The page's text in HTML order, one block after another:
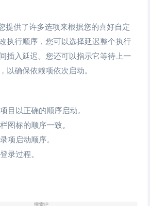
提供了许多选项来根据您的喜好自定
执行顺序，您可以选择延迟整个执行
插入延迟。您还可以指示它等待上一
以确保依赖项依次启动。
目以正确的顺序启动。
图标的顺序一致。
项启动顺序。
录过程。